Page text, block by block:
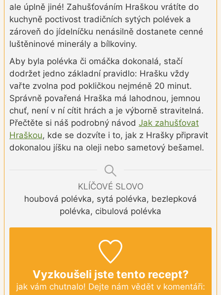
ale úplně jiné! Zahušťováním Hraškou vrátíte do
kuchyně poctivost tradičních sytých polévek a
zároveň do jídelníčku nenásilně dostanete cenné
luštěninové minerály a bílkoviny.
Aby byla polévka či omáčka dokonalá, stačí
dodržet jedno základní pravidlo: Hrašku vždy
vařte zvolna pod pokličkou nejméně 20 minut.
Správně povařená Hraška má lahodnou, jemnou
chuť, není v ní cítit hrách a je výborně stravitelná.
Přečtěte si náš podrobný návod Jak zahušťovat
Hraškou, kde se dozvíte i to, jak z Hrašky připravit
dokonalou jíšku na oleji nebo sametový bešamel.
KLÍČOVÉ SLOVO
houbová polévka, sytá polévka, bezlepková
polévka, cibulová polévka
Vyzkoušeli jste tento recept?
jak vám chutnalo! Dejte nám vědět v komentáři: